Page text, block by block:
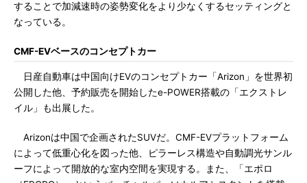
することで加減速時の姿勢変化をより少なくするセッティングと
なっている。
CMF-EVベースのコンセプトカー
日産自動車は中国向けEVのコンセプトカー「Arizon」を世界初
公開した他、予約販売を開始したe-POWER搭載の「エクストレ
イル」も出展した。
Arizonは中国で企画されたSUVだ。CMF-EVプラットフォーム
によって低重心化を図った他、ピラーレス構造や自動調光サンル
ーフによって開放的な室内空間を実現する。また、「エポロ